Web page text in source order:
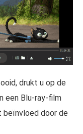
drukt u op de
een Blu-ray-film
beïnvloed door de